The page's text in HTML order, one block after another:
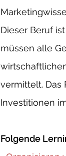
Dieser Beruf
müssen alle
vermittelt. Das
Investitionen
Folgende